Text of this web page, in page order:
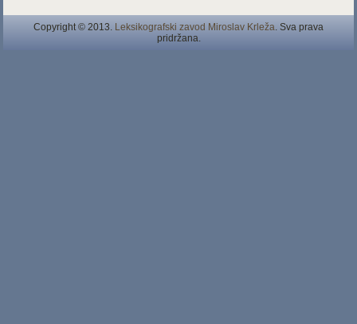
Copyright © 2013. Leksikografski zavod Miroslav Krleža. Sva prava
pridržana.